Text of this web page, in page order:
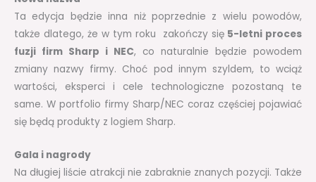
Ta edycja będzie inna niż poprzednie z wielu powodów,
także dlatego, że w tym roku zakończy się 5-letni proces
fuzji firm Sharp i NEC, co naturalnie będzie powodem
zmiany nazwy firmy. Choć pod innym szyldem, to wciąż
wartości, eksperci i cele technologiczne pozostaną te
same. W portfolio firmy Sharp/NEC coraz częściej pojawiać
się będą produkty z logiem Sharp.
Gala i nagrody
Na długiej liście atrakcji nie zabraknie znanych pozycji. Także